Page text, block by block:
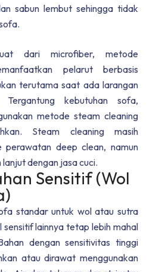
sabun lembut sehingga tidak
dari microfiber, metode
pelarut berbasis
terutama saat ada larangan
Tergantung kebutuhan sofa,
metode steam cleaning
Steam cleaning masih
perawatan deep clean, namun
dengan jasa cuci.
Sensitif (Wol
standar untuk wol atau sutra
lainnya tetap lebih mahal
dengan sensitivitas tinggi
atau dirawat menggunakan